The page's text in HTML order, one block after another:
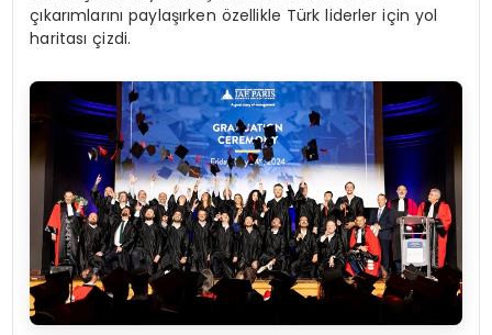
çıkarımlarını paylaşırken özellikle Türk liderler için yol
haritası çizdi.